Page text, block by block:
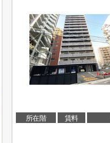
所在階 賃料